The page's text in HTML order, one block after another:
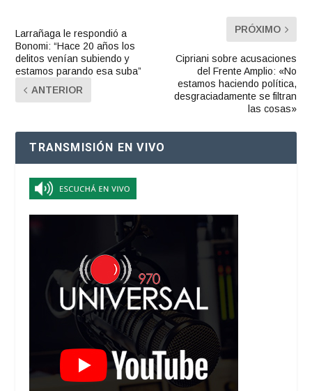
Larrañaga le respondió a
Bonomi: “Hace 20 años los
delitos venían subiendo y
estamos parando esa suba”
ANTERIOR
PRÓXIMO
Cipriani sobre acusaciones
del Frente Amplio: «No
estamos haciendo política,
desgraciadamente se filtran
las cosas»
TRANSMISIÓN EN VIVO